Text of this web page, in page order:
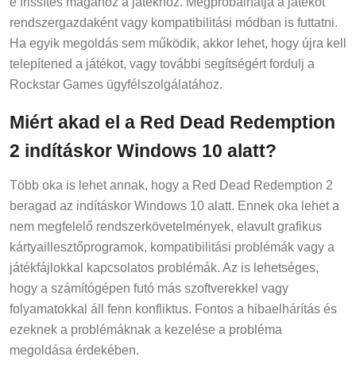
rendszergazdaként vagy kompatibilitási módban is futtatni.
Ha egyik megoldás sem működik, akkor lehet, hogy újra kell
telepítened a játékot, vagy további segítségért fordulj a
Rockstar Games ügyfélszolgálatához.
Miért akad el a Red Dead Redemption
2 indításkor Windows 10 alatt?
Több oka is lehet annak, hogy a Red Dead Redemption 2
beragad az indításkor Windows 10 alatt. Ennek oka lehet a
nem megfelelő rendszerkövetelmények, elavult grafikus
kártyaillesztőprogramok, kompatibilitási problémák vagy a
játékfájlokkal kapcsolatos problémák. Az is lehetséges,
hogy a számítógépen futó más szoftverekkel vagy
folyamatokkal áll fenn konfliktus. Fontos a hibaelhárítás és
ezeknek a problémáknak a kezelése a probléma
megoldása érdekében.